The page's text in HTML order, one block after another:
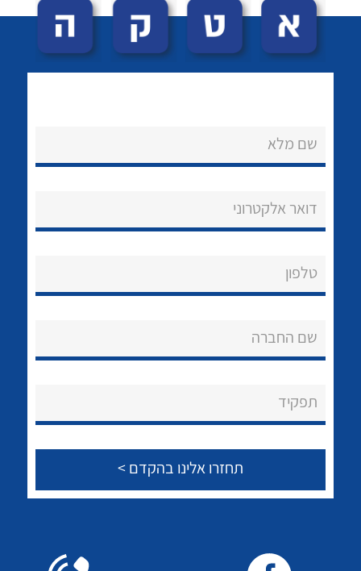
הצוות שלנו
שירותי תמיכה
לכל מוצרי היצרן לכל מוצרי היצרן
שם מלא
דואר אלקטרוני
טלפון
שם החברה
תפקיד